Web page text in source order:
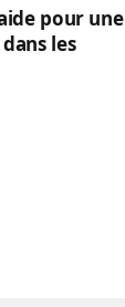
pour une
les